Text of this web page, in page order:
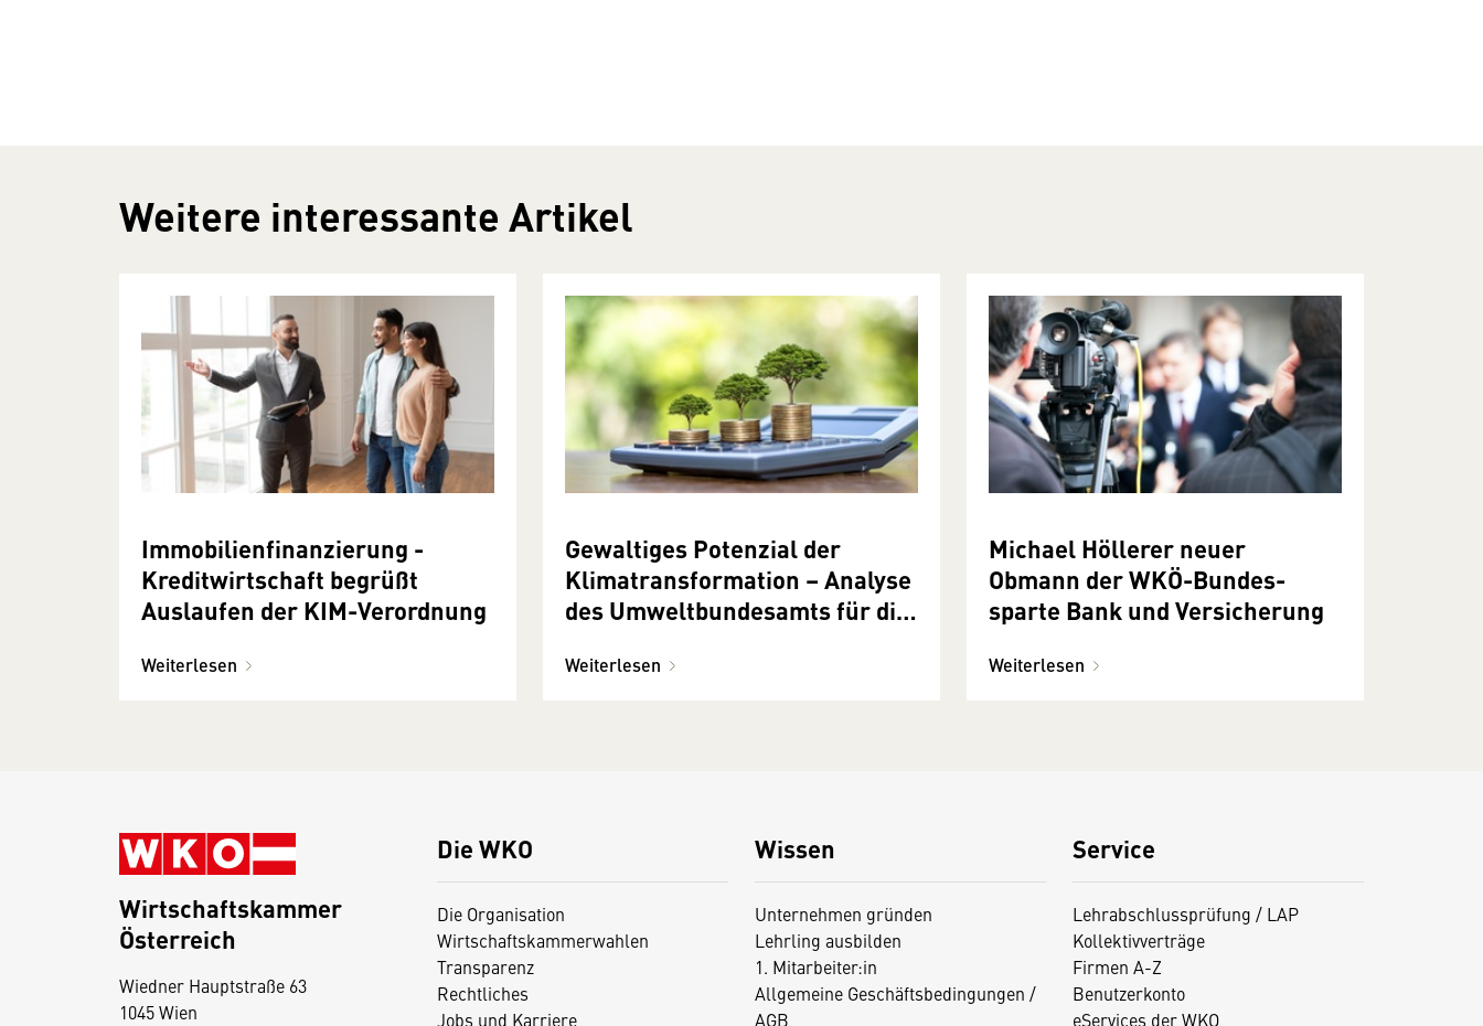
Weitere interessante Artikel
Immobilienfinanzierung -
Kreditwirtschaft begrüßt
Auslaufen der KIM-Verordnung
Weiterlesen
Gewaltiges Potenzial der
Klimatransformation – Analyse
des Umweltbundesamts für die
Finanzwirtschaft
Weiterlesen
Michael Höllerer neuer
Obmann der WKÖ-Bundes­
sparte Bank und Versicherung
Weiterlesen
Die WKO
Die Organisation
Wirtschaftskammerwahlen
Transparenz
Rechtliches
Jobs und Karriere
Wissen
Unternehmen gründen
Lehrling ausbilden
1. Mitarbeiter:in
Allgemeine Geschäftsbedingungen /
AGB
Service
Lehrabschlussprüfung / LAP
Kollektivverträge
Firmen A-Z
Benutzerkonto
eServices der WKO
Wirtschaftskammer
Österreich
Wiedner Hauptstraße 63
1045 Wien